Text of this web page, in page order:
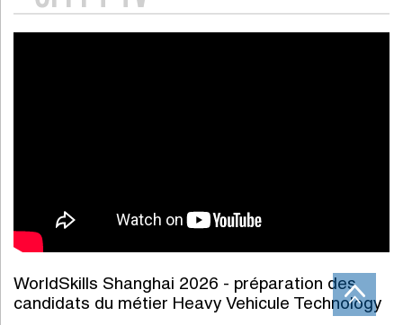
WorldSkills Shanghai 2026 - préparation des
candidats du métier Heavy Vehicule Technology